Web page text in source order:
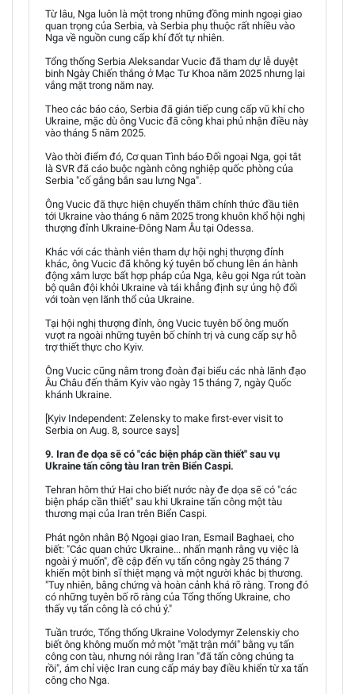
Từ lâu, Nga luôn là một trong những đồng minh ngoại giao
quan trọng của Serbia, và Serbia phụ thuộc rất nhiều vào
Nga về nguồn cung cấp khí đốt tự nhiên.
Tổng thống Serbia Aleksandar Vucic đã tham dự lễ duyệt
binh Ngày Chiến thắng ở Mạc Tư Khoa năm 2025 nhưng lại
vắng mặt trong năm nay.
Theo các báo cáo, Serbia đã gián tiếp cung cấp vũ khí cho
Ukraine, mặc dù ông Vucic đã công khai phủ nhận điều này
vào tháng 5 năm 2025.
Vào thời điểm đó, Cơ quan Tình báo Đối ngoại Nga, gọi tắt
là SVR đã cáo buộc ngành công nghiệp quốc phòng của
Serbia "cố gắng bắn sau lưng Nga".
Ông Vucic đã thực hiện chuyến thăm chính thức đầu tiên
tới Ukraine vào tháng 6 năm 2025 trong khuôn khổ hội nghị
thượng đỉnh Ukraine-Đông Nam Âu tại Odessa.
Khác với các thành viên tham dự hội nghị thượng đỉnh
khác, ông Vucic đã không ký tuyên bố chung lên án hành
động xâm lược bất hợp pháp của Nga, kêu gọi Nga rút toàn
bộ quân đội khỏi Ukraine và tái khẳng định sự ủng hộ đối
với toàn vẹn lãnh thổ của Ukraine.
Tại hội nghị thượng đỉnh, ông Vucic tuyên bố ông muốn
vượt ra ngoài những tuyên bố chính trị và cung cấp sự hỗ
trợ thiết thực cho Kyiv.
Ông Vucic cũng nằm trong đoàn đại biểu các nhà lãnh đạo
Âu Châu đến thăm Kyiv vào ngày 15 tháng 7, ngày Quốc
khánh Ukraine.
[Kyiv Independent: Zelensky to make first-ever visit to
Serbia on Aug. 8, source says]
9. Iran đe dọa sẽ có "các biện pháp cần thiết" sau vụ
Ukraine tấn công tàu Iran trên Biển Caspi.
Tehran hôm thứ Hai cho biết nước này đe dọa sẽ có "các
biện pháp cần thiết" sau khi Ukraine tấn công một tàu
thương mại của Iran trên Biển Caspi.
Phát ngôn nhân Bộ Ngoại giao Iran, Esmail Baghaei, cho
biết: "Các quan chức Ukraine... nhấn mạnh rằng vụ việc là
ngoài ý muốn", đề cập đến vụ tấn công ngày 25 tháng 7
khiến một binh sĩ thiệt mạng và một người khác bị thương.
"Tuy nhiên, bằng chứng và hoàn cảnh khá rõ ràng. Trong đó
có những tuyên bố rõ ràng của Tổng thống Ukraine, cho
thấy vụ tấn công là có chủ ý."
Tuần trước, Tổng thống Ukraine Volodymyr Zelenskiy cho
biết ông không muốn mở một "mặt trận mới" bằng vụ tấn
công con tàu, nhưng nói rằng Iran "đã tấn công chúng ta
rồi", ám chỉ việc Iran cung cấp máy bay điều khiển từ xa tấn
công cho Nga.